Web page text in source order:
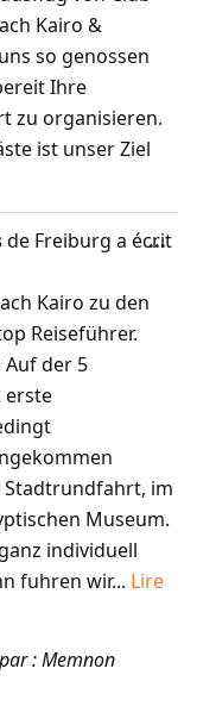
Kairo &
so genossen
Ihre
zu organisieren.
ist unser Ziel
de Freiburg a écrit
Kairo zu den
Reiseführer.
der 5
erste
im
Museum.
individuell
fuhren wir... Lire
: Memnon
...